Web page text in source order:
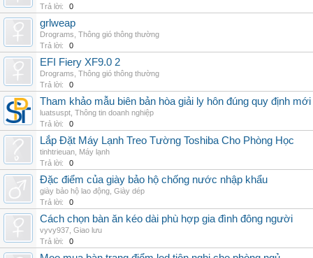
Trả lời:
0
grlweap
Drograms Thông gió thông thường
Trả lời:
0
EFI Fiery XF9.0 2
Drograms Thông gió thông thường
Trả lời:
0
Tham khảo mẫu biên bản hòa giải ly hôn đúng quy định mới
luatsuspt Thông tin doanh nghiệp
Trả lời:
0
Lắp Đặt Máy Lạnh Treo Tường Toshiba Cho Phòng Học
tinhtrieuan Máy lạnh
Trả lời:
0
Đặc điểm của giày bảo hộ chống nước nhập khẩu
giày bảo hộ lao động Giày dép
Trả lời:
0
Cách chọn bàn ăn kéo dài phù hợp gia đình đông người
vyvy937 Giao lưu
Trả lời:
0